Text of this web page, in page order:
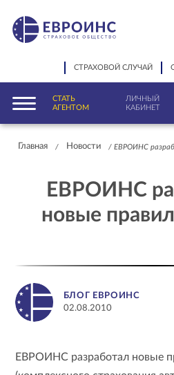
СТРАХОВОЙ СЛУЧАЙ
СТАТЬ
АГЕНТОМ
ЛИЧНЫЙ
КАБИНЕТ
Главная / Новости / ЕВРОИНС
ЕВРОИНС
новые
БЛОГ ЕВРОИНС
02.08.2010
ЕВРОИНС разработал новые